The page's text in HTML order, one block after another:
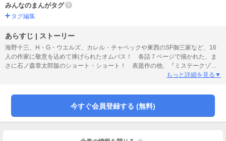
みんなのまんがタグ
タグ編集
あらすじ | ストーリー
海野十三、H・G・ウエルズ、カレル・チャペックや東西のSF御三家など、16
人の作家に敬意を込めて捧げられたオムバス！ 各話７ページで描かれた、ま
さに石ノ森章太郎版のショート・ショート！ 表題作の他、『ミステークゾー
ン』『四帖半襖の下張の下』『おしいれ』『孤独な手紙』『バミューダトライ
スな秘蔵短編集！
もっと詳細を見る▼
今すぐ会員登録する (無料)